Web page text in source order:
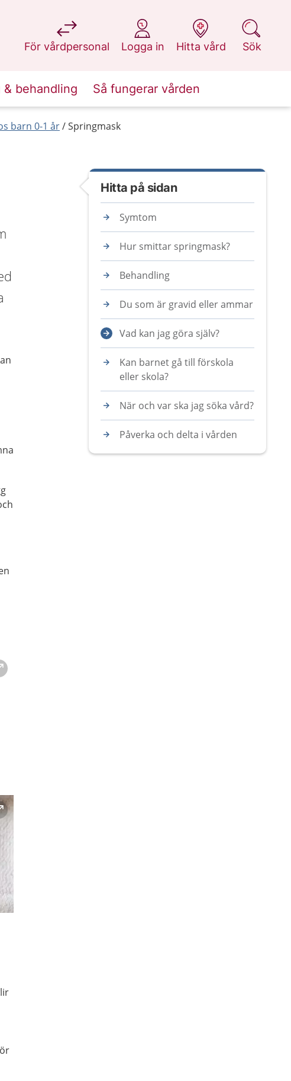
För vårdpersonal
på 1177.se
Logga in
på 1177.se
Hitta vård
på 1177.se
Sök
på 1177.se
behandling Så fungerar vården
barn 0-1 år Springmask
Hitta på sidan
Symtom
Hur smittar springmask?
Behandling
Du som är gravid eller ammar
Vad kan jag göra själv?
Kan barnet gå till förskola
eller skola?
När och var ska jag söka vård?
Påverka och delta i vården